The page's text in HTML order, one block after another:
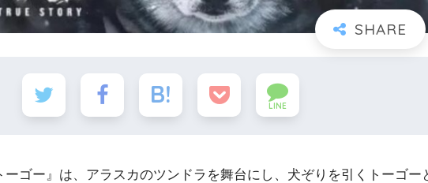
LINE
ゴー』は、アラスカのツンドラを舞台にし、犬ぞりを引くトーゴー